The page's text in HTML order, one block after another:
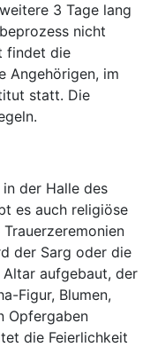
3 Tage lang
nicht
findet die
Angehörigen, im
statt. Die
der Halle des
es auch religiöse
der Sarg oder die
aufgebaut, der
Figur, Blumen,
Opfergaben
die Feierlichkeit